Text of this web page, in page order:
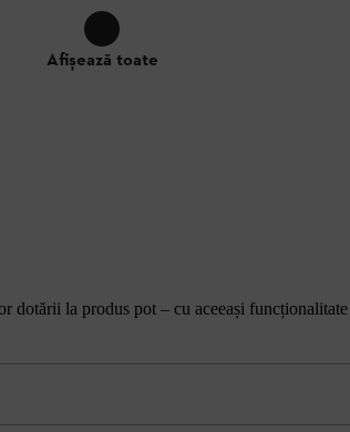
Afișează toate
la produs pot – cu aceeași